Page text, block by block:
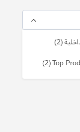
2منتج
Top
2منتج